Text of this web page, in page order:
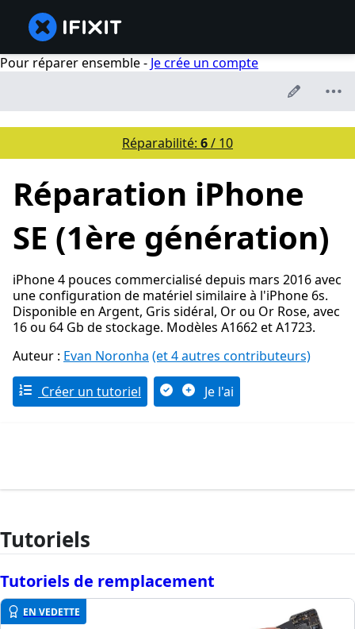
Pour réparer ensemble - Je crée un compte
Réparabilité: 6/ 10
Réparation iPhone
SE (1ère génération)
iPhone 4 pouces commercialisé depuis mars 2016 avec
une configuration de matériel similaire à l'iPhone 6s.
Disponible en Argent, Gris sidéral, Or ou Or Rose, avec
16 ou 64 Gb de stockage. Modèles A1662 et A1723.
Auteur : Evan Noronha (et 4 autres contributeurs)
Créer un tutoriel Je l'ai
Tutoriels
Tutoriels de remplacement
EN VEDETTE